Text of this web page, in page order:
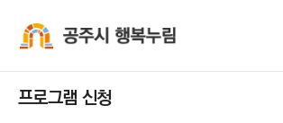
프로그램 신청